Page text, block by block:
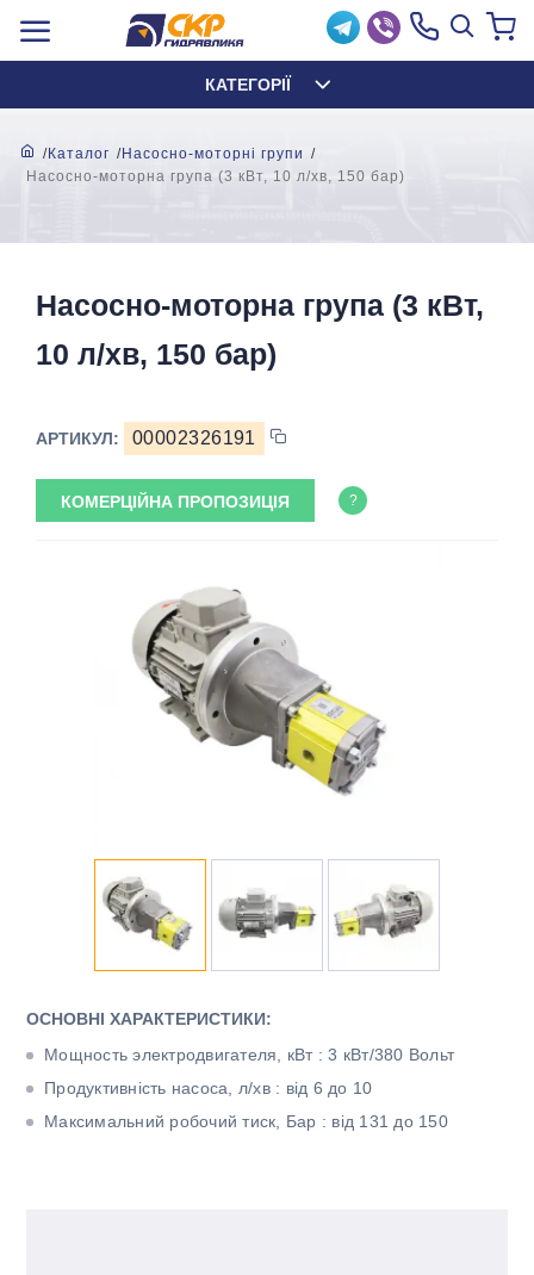
КАТЕГОРІЇ
Каталог
Насосно-моторні групи
Насосно-моторна група (3 кВт, 10 л/хв, 150 бар)
Насосно-моторна група (3 кВт,
10 л/хв, 150 бар)
АРТИКУЛ: 00002326191
КОМЕРЦІЙНА ПРОПОЗИЦІЯ ?
ОСНОВНІ ХАРАКТЕРИСТИКИ:
Мощность электродвигателя, кВт : 3 кВт/380 Вольт
Продуктивність насоса, л/хв : від 6 до 10
Максимальний робочий тиск, Бар : від 131 до 150